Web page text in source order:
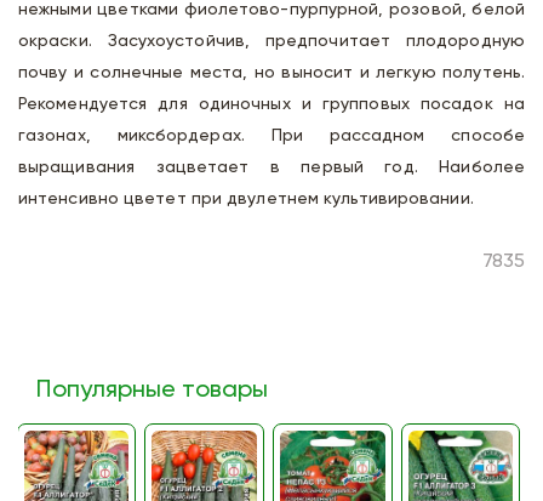
нежными цветками фиолетово-пурпурной, розовой, белой
окраски. Засухоустойчив, предпочитает плодородную
почву и солнечные места, но выносит и легкую полутень.
Рекомендуется для одиночных и групповых посадок на
газонах, миксбордерах. При рассадном способе
выращивания зацветает в первый год. Наиболее
интенсивно цветет при двулетнем культивировании.
7835
Популярные товары